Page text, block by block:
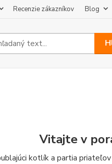
Recenzie zákazníkov Blog
Vitajte v
kotlík a partia